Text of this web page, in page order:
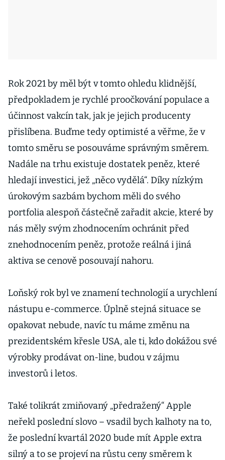
Rok 2021 by měl být v tomto ohledu klidnější,
předpokladem je rychlé proočkování populace a
účinnost vakcín tak, jak je jejich producenty
přislíbena. Buďme tedy optimisté a věřme, že v
tomto směru se posouváme správným směrem.
Nadále na trhu existuje dostatek peněz, které
hledají investici, jež „něco vydělá“. Díky nízkým
úrokovým sazbám bychom měli do svého
portfolia alespoň částečně zařadit akcie, které by
nás měly svým zhodnocením ochránit před
znehodnocením peněz, protože reálná i jiná
aktiva se cenově posouvají nahoru.
Loňský rok byl ve znamení technologií a urychlení
nástupu e-commerce. Úplně stejná situace se
opakovat nebude, navíc tu máme změnu na
prezidentském křesle USA, ale ti, kdo dokážou své
výrobky prodávat on-line, budou v zájmu
investorů i letos.
Také tolikrát zmiňovaný „předražený“ Apple
neřekl poslední slovo – vsadil bych kalhoty na to,
že poslední kvartál 2020 bude mít Apple extra
silný a to se projeví na růstu ceny směrem k